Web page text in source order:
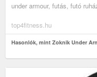
under armour, futás, futó
top4fitness.hu
Hasonlók, mint Zoknik Under